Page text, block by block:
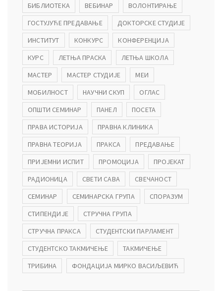
БИБЛИОТЕКА
ВЕБИНАР
ВОЛОНТИРАЊЕ
ГОСТУЈУЋЕ ПРЕДАВАЊЕ
ДОКТОРСКЕ СТУДИЈЕ
ИНСТИТУТ
КОНКУРС
КОНФЕРЕНЦИЈА
КУРС
ЛЕТЊА ПРАСКА
ЛЕТЊА ШКОЛА
МАСТЕР
МАСТЕР СТУДИЈЕ
МЕИ
МОБИЛНОСТ
НАУЧНИ СКУП
ОГЛАС
ОПШТИ СЕМИНАР
ПАНЕЛ
ПОСЕТА
ПРАВА ИСТОРИЈА
ПРАВНА КЛИНИКА
ПРАВНА ТЕОРИЈА
ПРАКСА
ПРЕДАВАЊЕ
ПРИЈЕМНИ ИСПИТ
ПРОМОЦИЈА
ПРОЈЕКАТ
РАДИОНИЦА
СВЕТИ САВА
СВЕЧАНОСТ
СЕМИНАР
СЕМИНАРСКА ГРУПА
СПОРАЗУМ
СТИПЕНДИЈЕ
СТРУЧНА ГРУПА
СТРУЧНА ПРАКСА
СТУДЕНТСКИ ПАРЛАМЕНТ
СТУДЕНТСКО ТАКМИЧЕЊЕ
ТАКМИЧЕЊЕ
ТРИБИНА
ФОНДАЦИЈА МИРКО ВАСИЉЕВИЋ